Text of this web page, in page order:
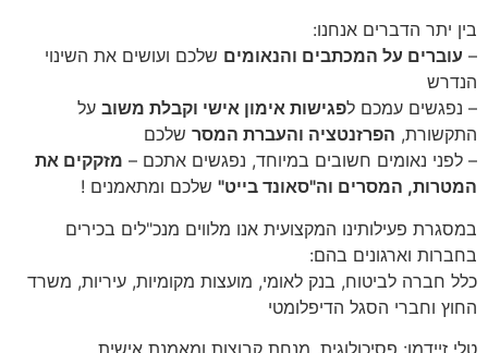
בין יתר הדברים אנחנו:
– עוברים על המכתבים והנאומים שלכם ועושים את השינוי
הנדרש
– נפגשים עמכם לפגישות אימון אישי וקבלת משוב על
התקשורת, הפרזנטציה והעברת המסר שלכם
– לפני נאומים חשובים במיוחד, נפגשים אתכם – מזקקים את
המטרות, המסרים וה"סאונד בייט" שלכם ומתאמנים !
במסגרת פעילותינו המקצועית אנו מלווים מנכ"לים בכירים
בחברות וארגונים בהם:
כלל חברה לביטוח, בנק לאומי, מועצות מקומיות, עיריות, משרד
החוץ וחברי הסגל הדיפלומטי